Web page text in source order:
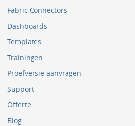
Fabric Connectors
Dashboards
Templates
Trainingen
Proefversie aanvragen
Support
Offerte
Blog